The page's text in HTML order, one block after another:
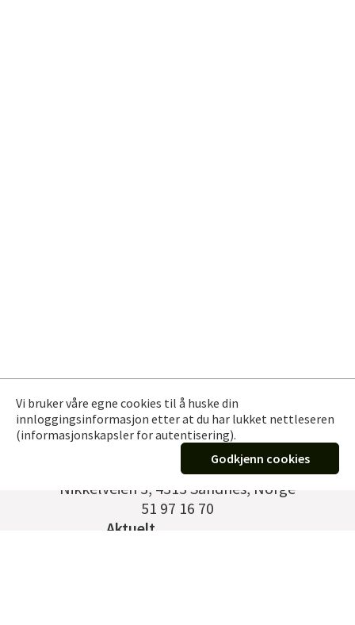
Germann Vervik EFTF AS
Nikkelveien 3, 4313 Sandnes, Norge
51 97 16 70
Aktuelt
Vi bruker våre egne cookies til å huske din
innloggingsinformasjon etter at du har lukket nettleseren
(informasjonskapsler for autentisering).
Godkjenn cookies